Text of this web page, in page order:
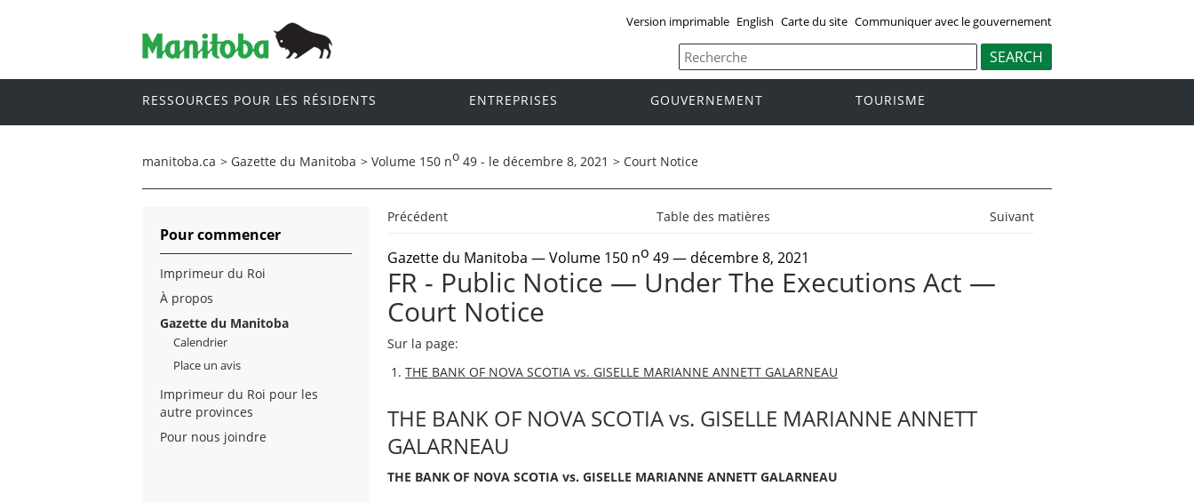
Version imprimable English Carte du site Communiquer avec le gouvernement
RESSOURCES POUR LES RÉSIDENTS ENTREPRISES GOUVERNEMENT TOURISME
manitoba.ca > Gazette du Manitoba > Volume 150 no 49 - le décembre 8, 2021 > Court Notice
Précédent Table des matières Suivant
Gazette du Manitoba — Volume 150 no 49 — décembre 8, 2021
FR - Public Notice — Under The Executions Act —
Court Notice
Sur la page:
THE BANK OF NOVA SCOTIA vs. GISELLE MARIANNE ANNETT GALARNEAU
THE BANK OF NOVA SCOTIA vs. GISELLE MARIANNE ANNETT
GALARNEAU
THE BANK OF NOVA SCOTIA vs. GISELLE MARIANNE ANNETT GALARNEAU
Pour commencer
Imprimeur du Roi
À propos
Gazette du Manitoba
Calendrier
Place un avis
Imprimeur du Roi pour les
autre provinces
Pour nous joindre